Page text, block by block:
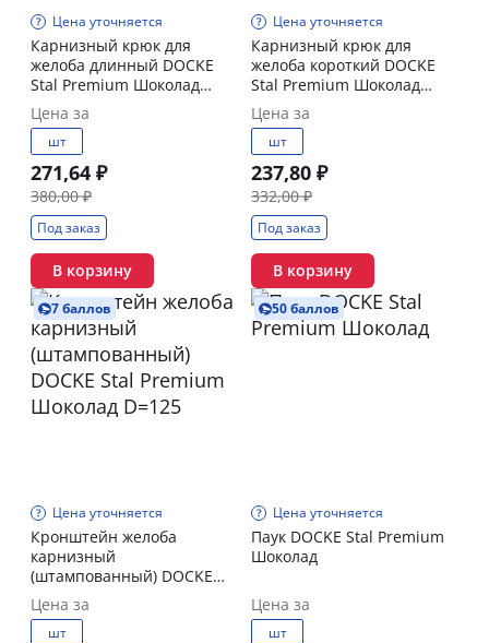
Цена уточняется
Карнизный крюк для
желоба длинный DOCKE
Stal Premium Шоколад
D=125
Цена за
шт
271,64 ₽
380,00 ₽
Под заказ
В корзину
Цена уточняется
Карнизный крюк для
желоба короткий DOCKE
Stal Premium Шоколад
D=125
Цена за
шт
237,80 ₽
332,00 ₽
Под заказ
В корзину
7 баллов
Цена уточняется
Кронштейн желоба
карнизный
(штампованный) DOCKE
Stal Premium Шоколад
D=125
Цена за
шт
50 баллов
Цена уточняется
Паук DOCKE Stal Premium
Шоколад
Цена за
шт